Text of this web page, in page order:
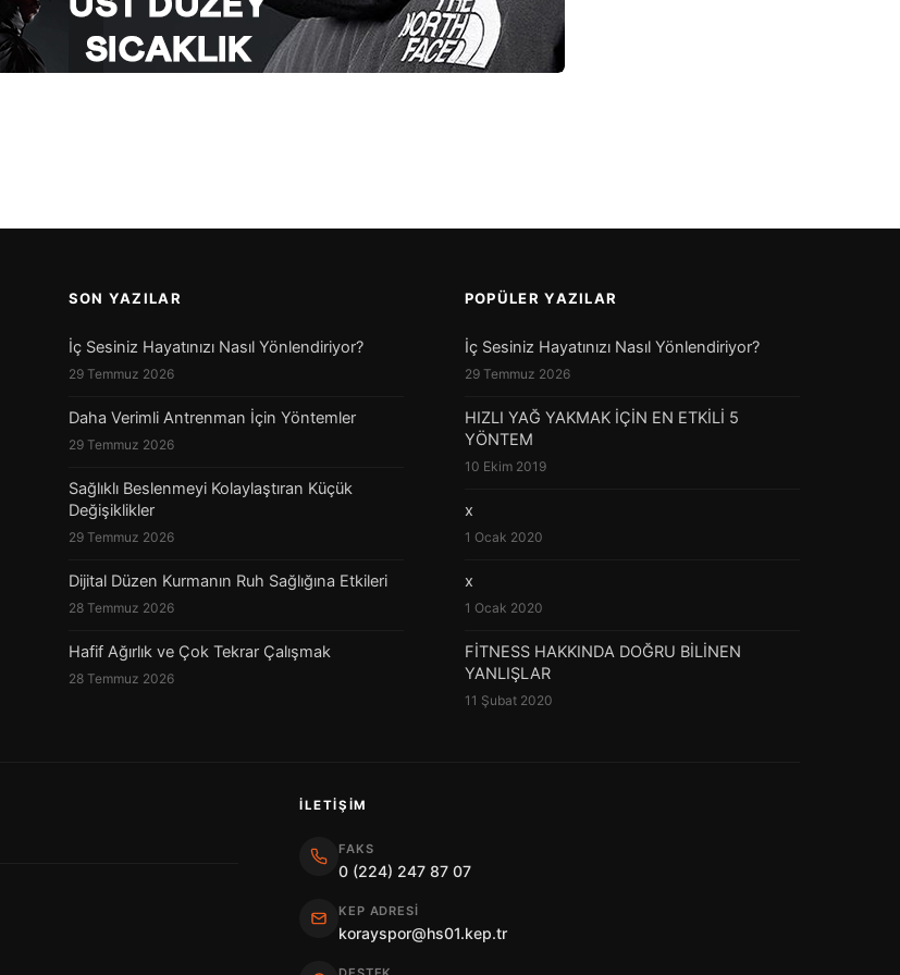
SON YAZILAR
İç Sesiniz Hayatınızı Nasıl Yönlendiriyor?
29 Temmuz 2026
Daha Verimli Antrenman İçin Yöntemler
29 Temmuz 2026
Sağlıklı Beslenmeyi Kolaylaştıran Küçük
Değişiklikler
29 Temmuz 2026
Dijital Düzen Kurmanın Ruh Sağlığına Etkileri
28 Temmuz 2026
Hafif Ağırlık ve Çok Tekrar Çalışmak
28 Temmuz 2026
POPÜLER YAZILAR
İç Sesiniz Hayatınızı Nasıl Yönlendiriyor?
29 Temmuz 2026
HIZLI YAĞ YAKMAK İÇİN EN ETKİLİ 5
YÖNTEM
10 Ekim 2019
x
1 Ocak 2020
x
1 Ocak 2020
FİTNESS HAKKINDA DOĞRU BİLİNEN
YANLIŞLAR
11 Şubat 2020
İLETIŞIM
FAKS
0 (224) 247 87 07
KEP ADRESI
korayspor@hs01.kep.tr